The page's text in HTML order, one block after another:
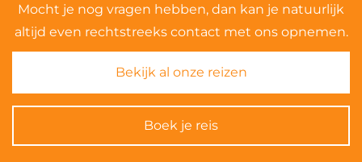
Mocht je nog vragen hebben, dan kan je natuurlijk
altijd even rechtstreeks contact met ons opnemen.
Bekijk al onze reizen
Boek je reis